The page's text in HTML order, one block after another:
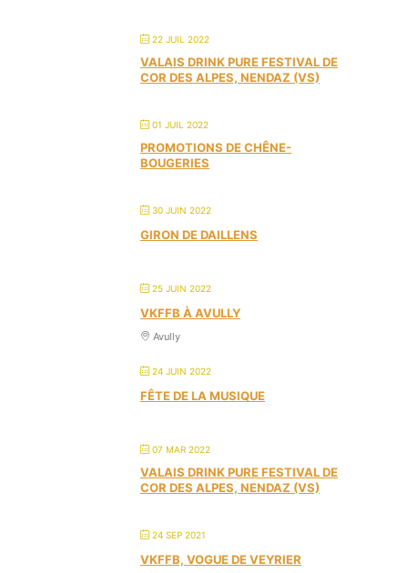
22 JUIL 2022
VALAIS DRINK PURE FESTIVAL DE
COR DES ALPES, NENDAZ (VS)
01 JUIL 2022
PROMOTIONS DE CHÊNE-
BOUGERIES
30 JUIN 2022
GIRON DE DAILLENS
25 JUIN 2022
VKFFB À AVULLY
Avully
24 JUIN 2022
FÊTE DE LA MUSIQUE
07 MAR 2022
VALAIS DRINK PURE FESTIVAL DE
COR DES ALPES, NENDAZ (VS)
24 SEP 2021
VKFFB, VOGUE DE VEYRIER